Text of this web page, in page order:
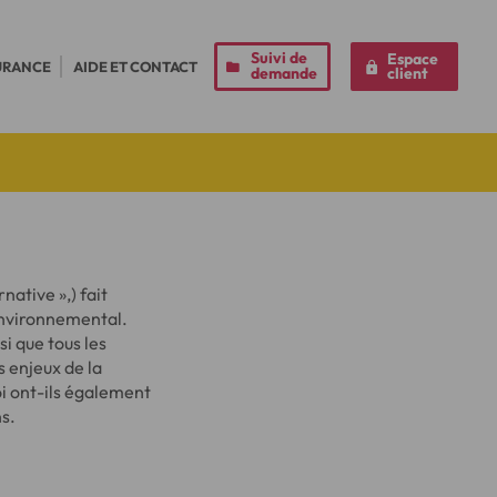
AIDE ET CONTACT Suivi de
demande
Espace
client
»,) fait
que tous les
enjeux de la
ont-ils également